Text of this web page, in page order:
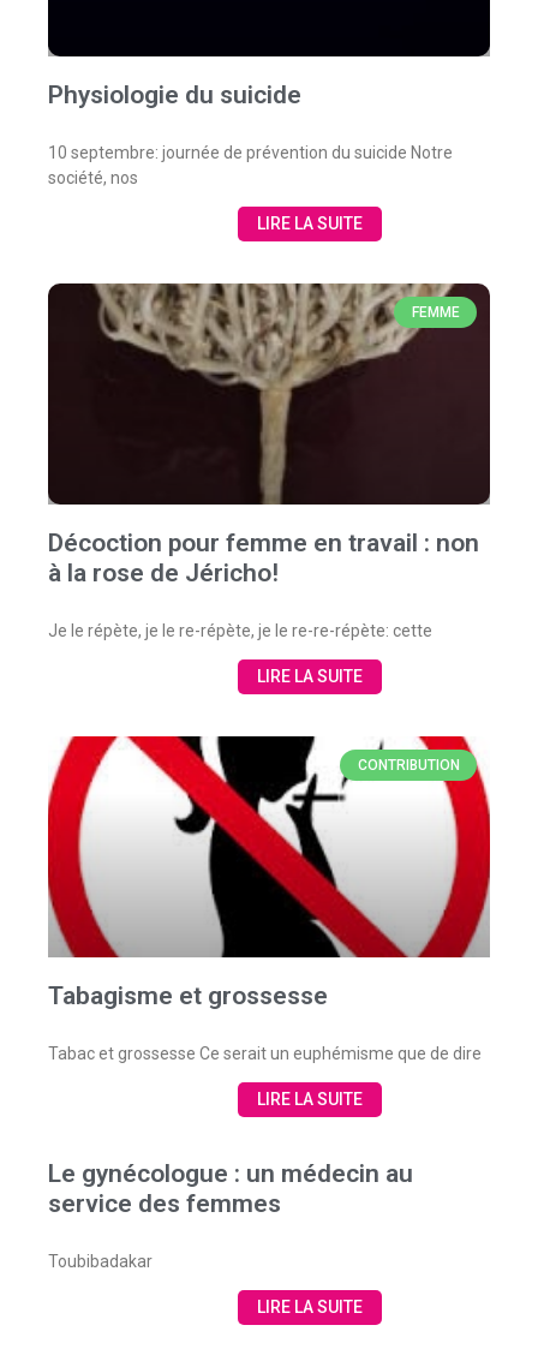
Physiologie du suicide
10 septembre: journée de prévention du suicide Notre
société, nos
LIRE LA SUITE
FEMME
Décoction pour femme en travail : non
à la rose de Jéricho!
Je le répète, je le re-répète, je le re-re-répète: cette
LIRE LA SUITE
CONTRIBUTION
Tabagisme et grossesse
Tabac et grossesse Ce serait un euphémisme que de dire
LIRE LA SUITE
Le gynécologue : un médecin au
service des femmes
Toubibadakar
LIRE LA SUITE